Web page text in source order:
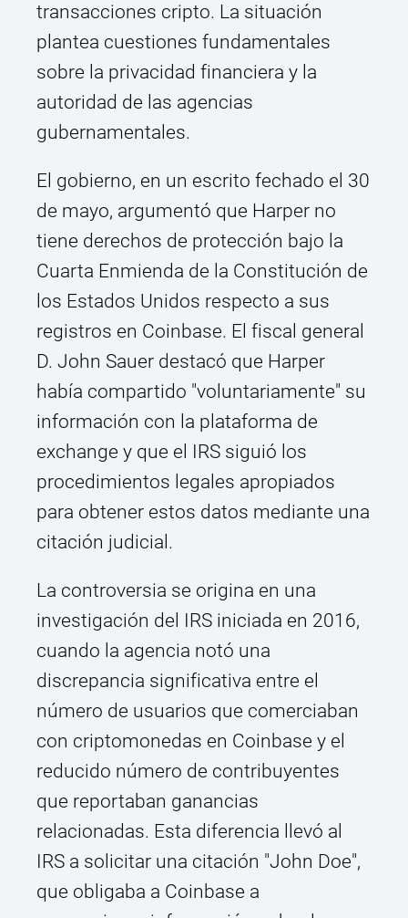
transacciones cripto. La situación
plantea cuestiones fundamentales
sobre la privacidad financiera y la
autoridad de las agencias
gubernamentales.
El gobierno, en un escrito fechado el 30
de mayo, argumentó que Harper no
tiene derechos de protección bajo la
Cuarta Enmienda de la Constitución de
los Estados Unidos respecto a sus
registros en Coinbase. El fiscal general
D. John Sauer destacó que Harper
había compartido "voluntariamente" su
información con la plataforma de
exchange y que el IRS siguió los
procedimientos legales apropiados
para obtener estos datos mediante una
citación judicial.
La controversia se origina en una
investigación del IRS iniciada en 2016,
cuando la agencia notó una
discrepancia significativa entre el
número de usuarios que comerciaban
con criptomonedas en Coinbase y el
reducido número de contribuyentes
que reportaban ganancias
relacionadas. Esta diferencia llevó al
IRS a solicitar una citación "John Doe",
que obligaba a Coinbase a